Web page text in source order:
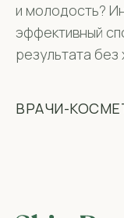
и молодость?
эффективный
результата без
ВРАЧИ-